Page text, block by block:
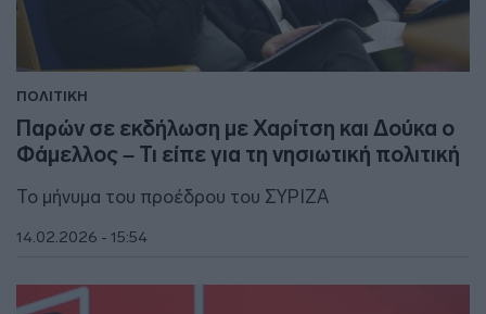
ΠΟΛΙΤΙΚΗ
Παρών σε εκδήλωση με Χαρίτση και Δούκα ο
Φάμελλος – Τι είπε για τη νησιωτική πολιτική
Το μήνυμα του προέδρου του ΣΥΡΙΖΑ
14.02.2026 - 15:54